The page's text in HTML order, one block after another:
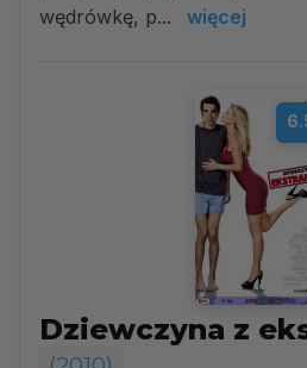
wędrówkę, p...
więcej
Dziewczyna z